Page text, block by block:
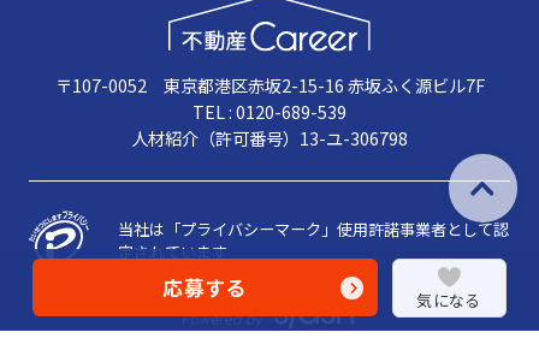
応募する 気になる
〒107-0052 東京都港区赤坂2-15-16 赤坂ふく源ビル7F
TEL : 0120-689-539
人材紹介（許可番号）13-ユ-306798
当社は「プライバシーマーク」使用許諾事業者として認
定されています